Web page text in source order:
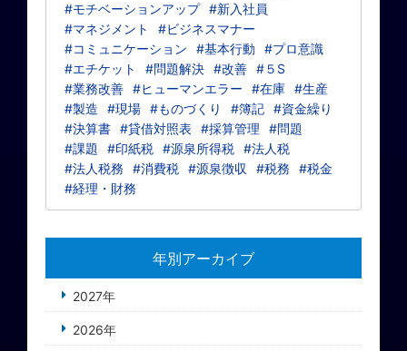
#モチベーションアップ #新入社員
#マネジメント
#ビジネスマナー
#コミュニケーション
#基本行動
#プロ意識
#エチケット
#問題解決 #改善 #５S
#業務改善 #ヒューマンエラー #在庫 #生産
#製造
#現場 #ものづくり #簿記 #資金繰り
#決算書 #貸借対照表 #採算管理
#問題
#課題
#印紙税 #源泉所得税 #法人税
#法人税務
#消費税 #源泉徴収 #税務
#税金
#経理・財務
年別アーカイブ
2027年
2026年